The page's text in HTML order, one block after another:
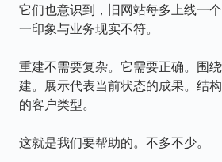
它们也意识到，旧网站每多上线一
一印象与业务现实不符。
重建不需要复杂。它需要正确。围
建。展示代表当前状态的成果。结
的客户类型。
这就是我们要帮助的。不多不少。